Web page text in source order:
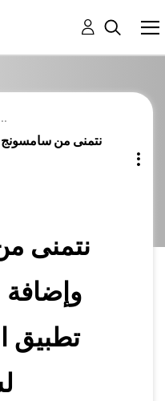
نتمنى من سامسونج
نتمنى
وإضافة
تطبيق